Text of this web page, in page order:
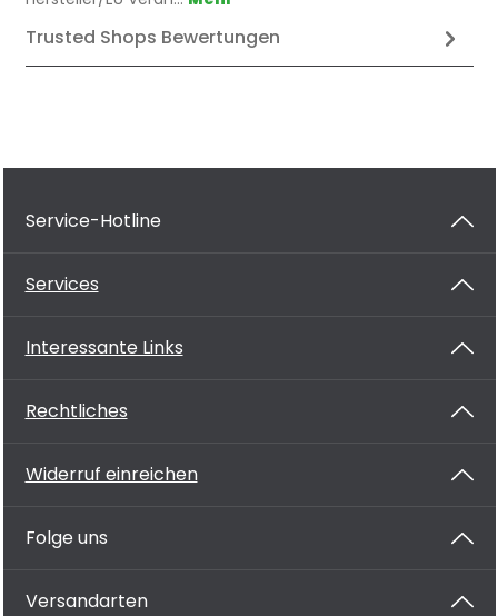
Trusted Shops Bewertungen
Service-Hotline
Services
Interessante Links
Rechtliches
Widerruf einreichen
Folge uns
Versandarten